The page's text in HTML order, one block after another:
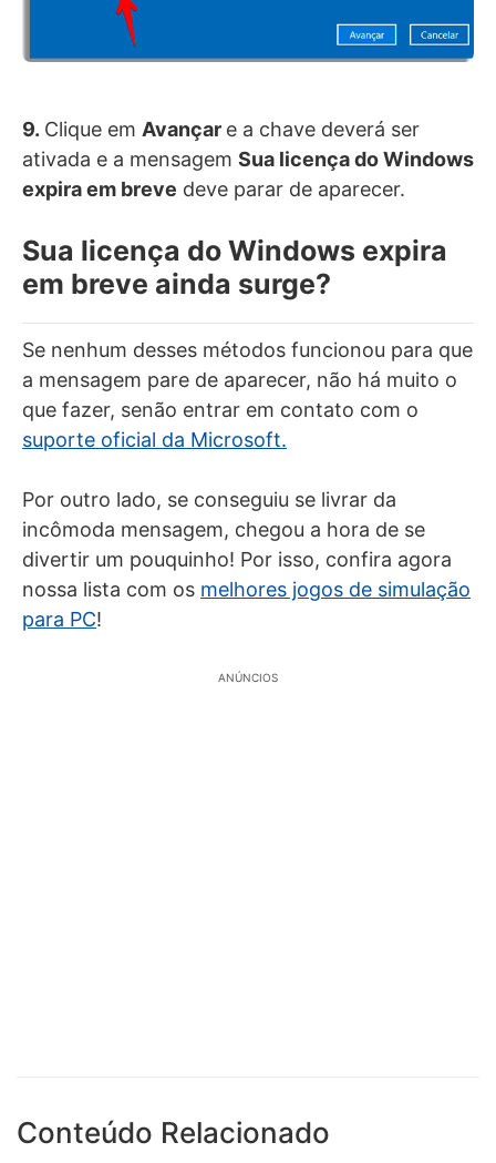
9. Clique em Avançar e a chave deverá ser
ativada e a mensagem Sua licença do Windows
expira em breve deve parar de aparecer.
Sua licença do Windows expira
em breve ainda surge?
Se nenhum desses métodos funcionou para que
a mensagem pare de aparecer, não há muito o
que fazer, senão entrar em contato com o
suporte oficial da Microsoft.
Por outro lado, se conseguiu se livrar da
incômoda mensagem, chegou a hora de se
divertir um pouquinho! Por isso, confira agora
nossa lista com os melhores jogos de simulação
para PC!
ANÚNCIOS
Conteúdo Relacionado